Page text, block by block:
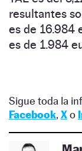
resultantes
es de 16.984
es de 1.984
Sigue toda la
Facebook, Xo